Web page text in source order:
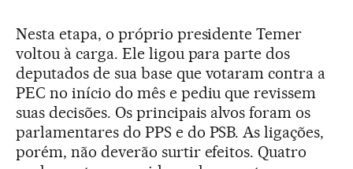
Nesta etapa, o próprio presidente Temer
voltou à carga. Ele ligou para parte dos
deputados de sua base que votaram contra a
PEC no início do mês e pediu que revissem
suas decisões. Os principais alvos foram os
parlamentares do PPS e do PSB. As ligações,
porém, não deverão surtir efeitos. Quatro